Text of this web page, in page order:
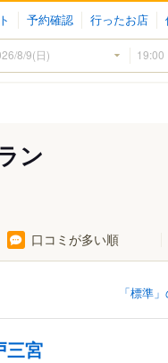
予約確認 行ったお店
ン
口コミが多い順
「標準
三宮